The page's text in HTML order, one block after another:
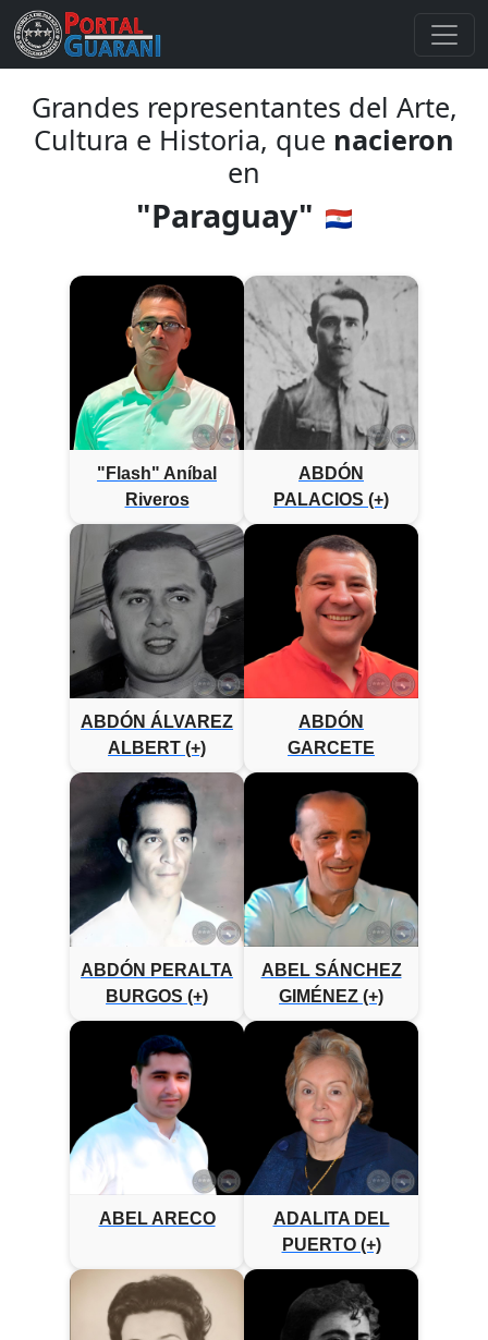
Grandes representantes del Arte,
Cultura e Historia, que nacieron
en
"Paraguay"
"Flash" Aníbal
Riveros
ABDÓN
PALACIOS (+)
ABDÓN ÁLVAREZ
ALBERT (+)
ABDÓN
GARCETE
ABDÓN PERALTA
BURGOS (+)
ABEL SÁNCHEZ
GIMÉNEZ (+)
ABEL ARECO
ADALITA DEL
PUERTO (+)